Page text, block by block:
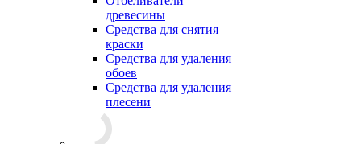
древесины
Средства для снятия
краски
Средства для удаления
обоев
Средства для удаления
плесени